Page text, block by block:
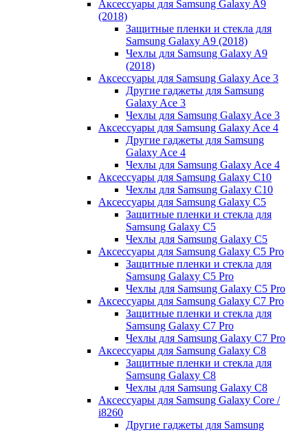
Аксессуары для Samsung Galaxy A9
(2018)
Защитные пленки и стекла для
Samsung Galaxy A9 (2018)
Чехлы для Samsung Galaxy A9
(2018)
Аксессуары для Samsung Galaxy Ace 3
Другие гаджеты для Samsung
Galaxy Ace 3
Чехлы для Samsung Galaxy Ace 3
Аксессуары для Samsung Galaxy Ace 4
Другие гаджеты для Samsung
Galaxy Ace 4
Чехлы для Samsung Galaxy Ace 4
Аксессуары для Samsung Galaxy C10
Чехлы для Samsung Galaxy C10
Аксессуары для Samsung Galaxy C5
Защитные пленки и стекла для
Samsung Galaxy C5
Чехлы для Samsung Galaxy C5
Аксессуары для Samsung Galaxy C5 Pro
Защитные пленки и стекла для
Samsung Galaxy C5 Pro
Чехлы для Samsung Galaxy C5 Pro
Аксессуары для Samsung Galaxy C7 Pro
Защитные пленки и стекла для
Samsung Galaxy C7 Pro
Чехлы для Samsung Galaxy C7 Pro
Аксессуары для Samsung Galaxy C8
Защитные пленки и стекла для
Samsung Galaxy C8
Чехлы для Samsung Galaxy C8
Аксессуары для Samsung Galaxy Core /
i8260
Другие гаджеты для Samsung